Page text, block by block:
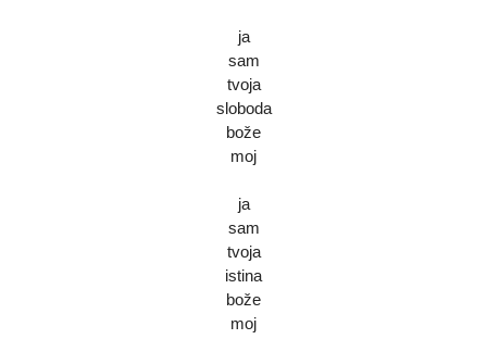
ja
sam
tvoja
sloboda
bože
moj
ja
sam
tvoja
istina
bože
moj